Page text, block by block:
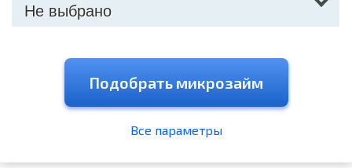
Не выбрано
Подобрать микрозайм
Все параметры